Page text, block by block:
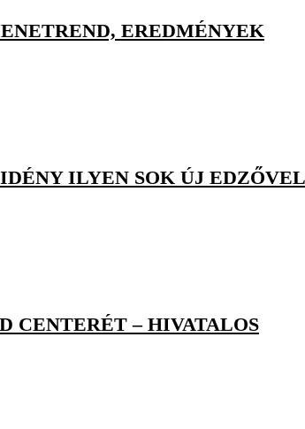
EREDMÉNYEK
ILYEN SOK ÚJ EDZŐVEL
CENTERÉT – HIVATALOS